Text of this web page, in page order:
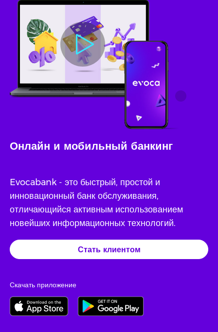
Онлайн и мобильный банкинг
Evocabank - это быстрый, простой и
инновационный банк обслуживания,
отличающийся активным использованием
новейших информационных технологий.
Стать клиентом
Скачать приложение